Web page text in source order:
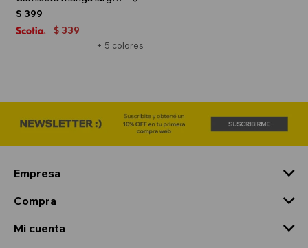
+ 5 colores
$ 399
$ 339
Empresa
Compra
Mi cuenta